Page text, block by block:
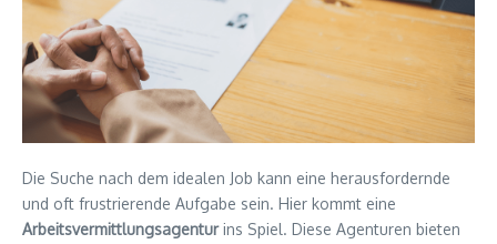
Die Suche nach dem idealen Job kann eine herausfordernde
und oft frustrierende Aufgabe sein. Hier kommt eine
Arbeitsvermittlungsagenturins Spiel. Diese Agenturen bieten